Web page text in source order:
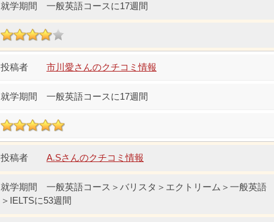
一般英語コースに17週間
市川愛さんのクチコミ情報
一般英語コースに17週間
A.Sさんのクチコミ情報
一般英語コース＞バリスタ＞エクトリーム＞一般英語
＞IELTSに53週間